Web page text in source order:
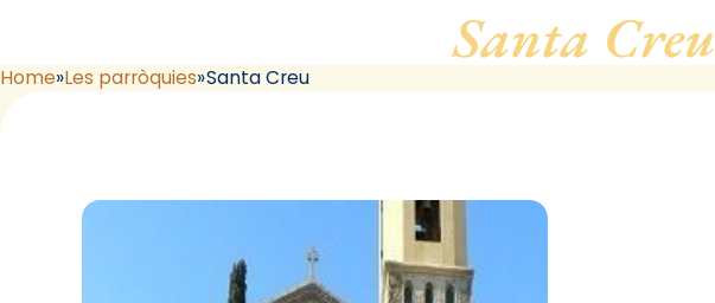
Santa Creu
Home Les parròquies Santa Creu